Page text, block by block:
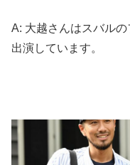
A: 大越さんはスバル
出演しています。